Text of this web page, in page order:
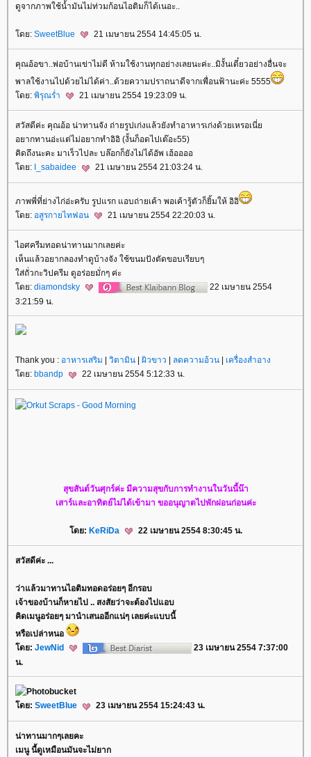
ดูจากภาพใช้น้ำมันไม่ท่วมก้อนไอติมก็ได้เนอะ..
ดย: SweetBlue 21 เมษายน 2554 14:45:05 น.
คุณอ้อขา..พ่อบ้านเข่าไม่ดี ห้ามใช้งานทุกอย่างเลยนะค่ะ..มิงั้นเดี๋ยวอย่างอื่นจะ
พาลใช้งานไปด้วยไม่ได้ค่า..ด้วยความปราถนาดีจากเพื่อนฟ้านะค่ะ 5555
ดย: พิรุณร่ำ 21 เมษายน 2554 19:23:09 น.
สวัสดีค่ะ คุณอ้อ น่าทานจัง ถ่ายรูปเก่งแล้วยังทำอาหารเก่งด้วยเหรอเนี่
อยากทานอ่ะแต่ไม่อยากทำอิอิ (งั้นก็อดไปเต๊อะ55)
คิดถึงนะคะ มาเร็วไปละ บล๊อกก็ยังไม่ได้อัพ เฮ้ออออ
ดย:
I_sabaidee 21 เมษายน 2554 21:03:24 น.
ภาพพี่ที่ย่างไก่อ่ะครับ รูปแรก แอบถ่ายเค้า พอเค้ารู้ตัวก็ยิ้มให้ อิอิ
ดย: อสูรกายไทฟอน 21 เมษายน 2554 22:20:03 น.
ไอศครีมทอดน่าทานมากเลยค่ะ
เห็นแล้วอยากลองทำดูบ้างจัง ใช้ขนมปังตัดขอบเรียบๆ
ส่ถั่วกะวิปครีม ดูอร่อยมั่กๆ ค่ะ
ดย: diamondsky
22 เมษายน 2554
3:21:59 น.
Thank you : อาหารเสริม วิตามิน ผิวขาว ลดความอ้วน
เครื่องสำอาง
ดย: bbandp 22 เมษายน 2554 5:12:33 น.
สุขสันต์วันศุกร์ค่ะ มีความสุขกับการทำงานในวันนี้น๊า
เสาร์และอาทิตย์ไม่ได้เข้ามา ขออนุญาตไปพักผ่อนก่อนค่ะ
ดย: KeRiDa 22 เมษายน 2554 8:30:45 น.
สวัสดีค่ะ ...
ว่าแล้วมาทานไอติมทอดอร่อยๆ อีกรอบ
เจ้าของบ้านก็หายไป .. สงสัยว่าจะต้องไปแอบ
คิดเมนูอร่อยๆ มานำเสนออีกแน่ๆ เลยค่ะแบบนี้
หรือเปล่าหนอ
ดย: JewNid
23 เมษายน 2554 7:37:00
น.
ดย: SweetBlue 23 เมษายน 2554 15:24:43 น.
น่าทานมากๆเลยคะ
เมนู นี้ดูเหมือนมันจะไม่ยาก